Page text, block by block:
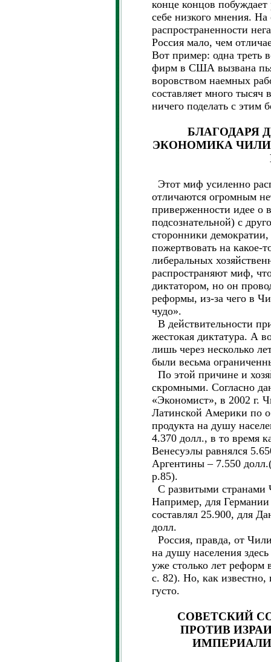
конце концов
себе низкого мнения.
распространенности
Россия мало, чем
Вот пример: одна треть
фирм в США вызвана
воровством наемных
составляет много тысяч
ничего поделать с этим
БЛАГОДАРЯ
ЭКОНОМИКА
Этот миф усиленно
отличаются огромным
приверженности идее о
подсознательной) с
сторонники
пожертвовать на какое-
либеральных
распространяют миф,
диктатором, но он
реформы, из-за чего в
чудо».
В действительности
жестокая диктатура. А
лишь через несколько
были весьма
По этой причине и
скромными. Согласно
«Экономист», в 2002 г.
Латинской Америки по
продукта на душу
4.370 долл., в то время
Венесуэлы равнялся
Аргентины – 7.550
p.85).
С развитыми странами
Например, для
составлял 25.900, для
долл.
Россия, правда, от
на душу населения
уже столько лет реформ
с. 82). Но, как известно,
густо.
СОВЕТСКИЙ
ПРОТИВ